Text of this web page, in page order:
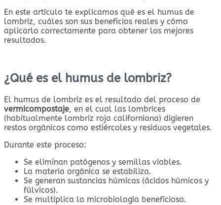
En este artículo te explicamos qué es el humus de
lombriz, cuáles son sus beneficios reales y cómo
aplicarlo correctamente para obtener los mejores
resultados.
¿Qué es el humus de lombriz?
El humus de lombriz es el resultado del proceso de
vermicompostaje, en el cual las lombrices
(habitualmente lombriz roja californiana) digieren
restos orgánicos como estiércoles y residuos vegetales.
Durante este proceso:
Se eliminan patógenos y semillas viables.
La materia orgánica se estabiliza.
Se generan sustancias húmicas (ácidos húmicos y
fúlvicos).
Se multiplica la microbiología beneficiosa.